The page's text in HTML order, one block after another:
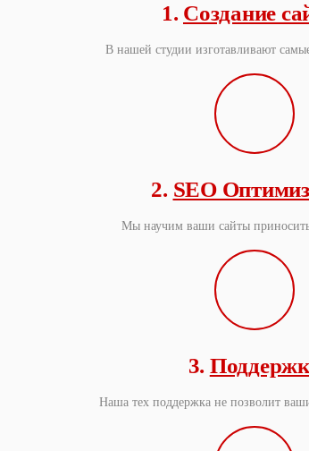
1. Создание
В нашей студии изготавливают
2. SEO
Мы научим ваши сайты
3.
Наша тех поддержка не позволит